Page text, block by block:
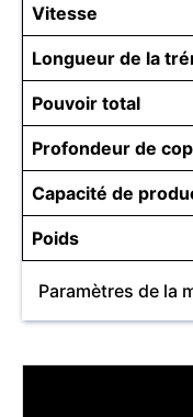
Vitesse
Longueur de la
Pouvoir total
Profondeur de
Capacité de
Poids
Paramètres de la